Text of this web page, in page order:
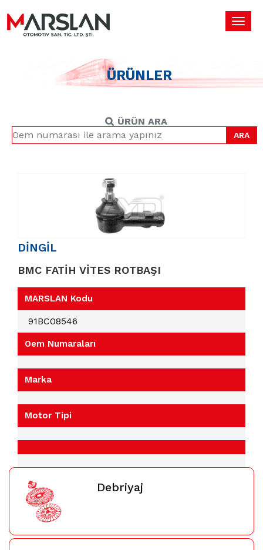
ÜRÜNLER
ÜRÜN ARA
ARA
DİNGİL
BMC FATİH VİTES ROTBAŞI
MARSLAN Kodu
91BC08546
Oem Numaraları
Marka
Motor Tipi
Debriyaj